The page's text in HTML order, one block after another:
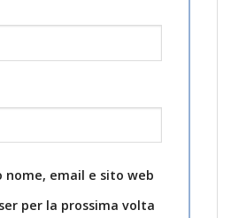
nome, email e sito web
per la prossima volta